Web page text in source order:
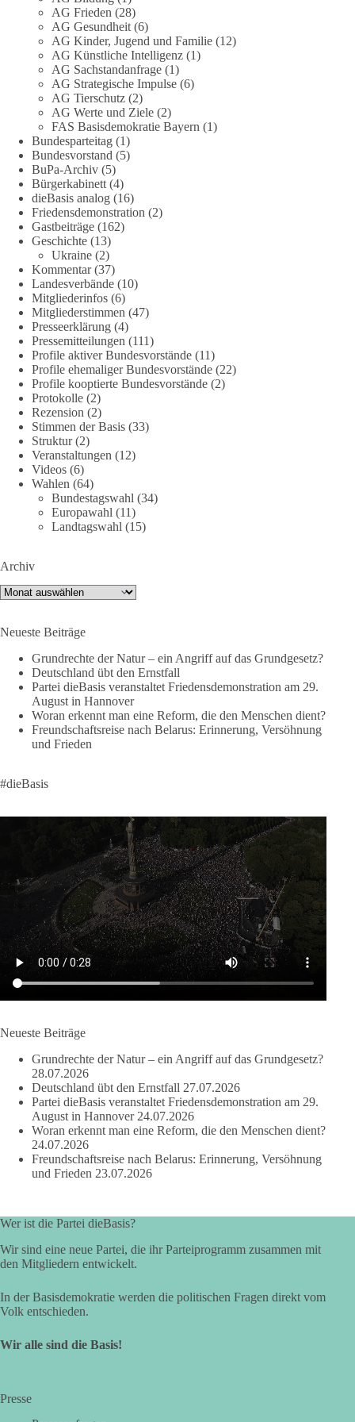
Eine demokratische Gesellschaft lebt nicht davon, unbequeme
Fragen zu vermeiden. Sie lebt davon, Fragen offen zu stellen
und transparent zu beantworten.
dieBasis fordert deshalb weiterhin eine unabhängige,
vollständige und transparente Aufarbeitung der Corona-Politik.
Ohne Denkverbote, ohne Vorverurteilungen und ohne Tabus.
Quellen:https://apnews.com/article/fauci-diaries-covid-origins-
rand-paul-6b25da9f75a0becbaf2886ab22643e67
https://www.tichyseinblick.de/kolumnen/aus-aller-welt/usa-
tagebuch-fauci-corona-impfung/
#dieBasis #Corona #Aufarbeitung
#Vertrauen
239 36 60
DieBasis
1 Tag zuvor
🕊 Wir wollen den Krieg mit Russland nicht!
Am 20. Juni 2026 fand in Berlin am Brandenburger Tor die
Demonstration mit dem Motto „Russland ist nicht unser
Feind“ statt.
Hier ein Auszug aus der Rede von der
Bundestagsabgeordneten Sevim Dağdelen (BSW).
„Wir müssen Nein sagen zu diesem stinkenden
👉 Hier geht es zum vollständigen Video:
https://www.youtube.com/live/a9hOswSNg4I?
🟩🟩🟦🟦🟥🟥🟧🟧
❤️ Wir freuen uns über deine Unterstützung:
https://diebasis.de/spenden/
#dieBasis #frieden #russandistnichtunserFeind #friedenspartei
377
DieBasis
1 Tag zuvor
Wusstest du, dass ein guter Antrag nicht besser oder schlechter
wird, nur weil er von einer bestimmten Partei kommt?
Sachsen-Anhalt braucht Lösungen für Schule, Pflege,
Wirtschaft, Infrastruktur und die Kommunen. Diese Probleme
werden nicht kleiner, wenn im Landtag zuerst auf Parteifarbe
und erst danach auf den Inhalt geschaut wird.
dieBasis Sachsen-Anhalt steht für Kooperation in Sachfragen.
Jeder Antrag soll danach bewertet werden, ob er dem Land
und den Menschen wirklich nützt.
Zustimmung, wenn ein Vorschlag sinnvoll ist. Ablehnung,
wenn er Sachsen-Anhalt nicht weiterbringt.
💬 Was ist dir wichtiger: der Absender eines Antrags oder das
Ergebnis für Sachsen-Anhalt?
👉 Folgen:
https://www.facebook.com/groups/diebasissachsenanhalt/
24 6 2 Auf Facebook ansehen
2 Tage(n) zuvor
Energiepolitik!
AG Frieden (28)
AG Gesundheit (6)
AG Kinder, Jugend und Familie (12)
AG Künstliche Intelligenz (1)
AG Sachstandanfrage (1)
AG Strategische Impulse (6)
AG Tierschutz (2)
AG Werte und Ziele (2)
FAS Basisdemokratie Bayern (1)
Bundesparteitag (1)
Bundesvorstand (5)
BuPa-Archiv (5)
Bürgerkabinett (4)
dieBasis analog (16)
Friedensdemonstration (2)
Gastbeiträge (162)
Geschichte (13)
Ukraine (2)
Kommentar(37)
Landesverbände (10)
Mitgliederinfos (6)
Mitgliederstimmen (47)
Presseerklärung (4)
Pressemitteilungen (111)
Profile aktiver Bundesvorstände (11)
Profile ehemaliger Bundesvorstände (22)
Profile kooptierte Bundesvorstände (2)
Protokolle (2)
Rezension (2)
Stimmen der Basis (33)
Struktur(2)
Veranstaltungen (12)
Videos (6)
Wahlen (64)
Bundestagswahl (34)
Europawahl (11)
Landtagswahl (15)
Archiv
Archiv
Neueste Beiträge
Grundrechte der Natur – ein Angriff auf das Grundgesetz?
Deutschland übt den Ernstfall
Partei dieBasis veranstaltet Friedensdemonstration am 29.
August in Hannover
Woran erkennt man eine Reform, die den Menschen dient?
Freundschaftsreise nach Belarus: Erinnerung, Versöhnung
und Frieden
#dieBasis
Neueste Beiträge
Grundrechte der Natur – ein Angriff auf das Grundgesetz?
28.07.2026
Deutschland übt den Ernstfall 27.07.2026
Partei dieBasis veranstaltet Friedensdemonstration am 29.
August in Hannover 24.07.2026
Woran erkennt man eine Reform, die den Menschen dient?
24.07.2026
Freundschaftsreise nach Belarus: Erinnerung, Versöhnung
und Frieden 23.07.2026
Wer ist die Partei dieBasis?
Wir sind eine neue Partei, die ihr Parteiprogramm zusammen mit
den Mitgliedern entwickelt.
In der Basisdemokratie werden die politischen Fragen direkt vom
Volk entschieden.
Wir alle sind die Basis!
Presse